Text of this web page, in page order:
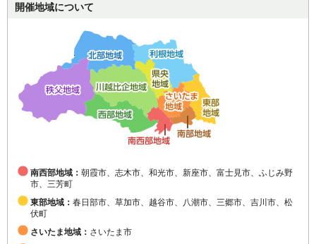
開催地域について
南西部地域： 朝霞市、志木市、和光市、新座市、富士見市、ふじみ野
市、三芳町
東部地域： 春日部市、草加市、越谷市、八潮市、三郷市、吉川市、松
伏町
さいたま地域： さいたま市